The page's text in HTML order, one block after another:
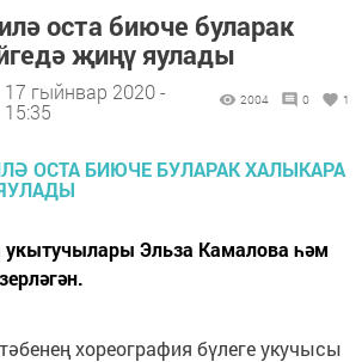
оста биюче буларак
җиңү яулады
17 гыйнвар 2020 -
15:35
2004 0 1
Эльза Камалова һәм
хореография бүлеге укучысы